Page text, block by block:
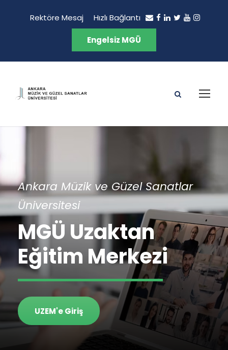
Rektöre Mesaj Hızlı Bağlantı
Engelsiz MGÜ
Ankara Müzik ve Güzel Sanatlar
Üniversitesi
MGÜ Uzaktan
Eğitim Merkezi
UZEM'e Giriş